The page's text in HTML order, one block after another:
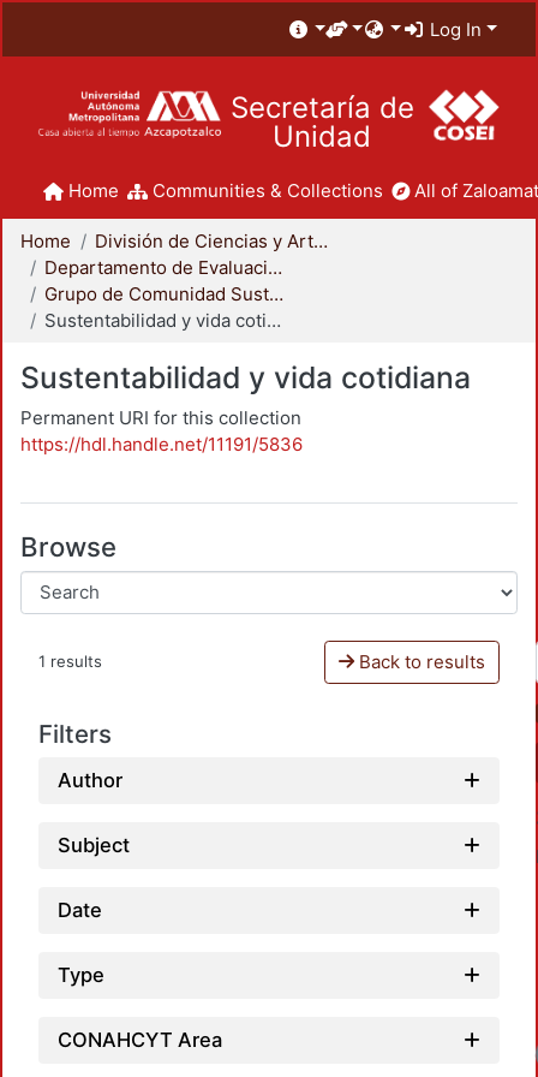
Log In
Secretaría de
Unidad
Home Communities & Collections All of
Home
División de Ciencias y Artes para el Diseño
Departamento de Evaluación del Diseño en el Tiempo
Grupo de Comunidad Sustentable
Sustentabilidad y vida cotidiana
Sustentabilidad y vida cotidiana
Permanent URI for this collection
https://hdl.handle.net/11191/5836
Browse
1 results Back to results
Filters
Author
Subject
Date
Type
CONAHCYT Area